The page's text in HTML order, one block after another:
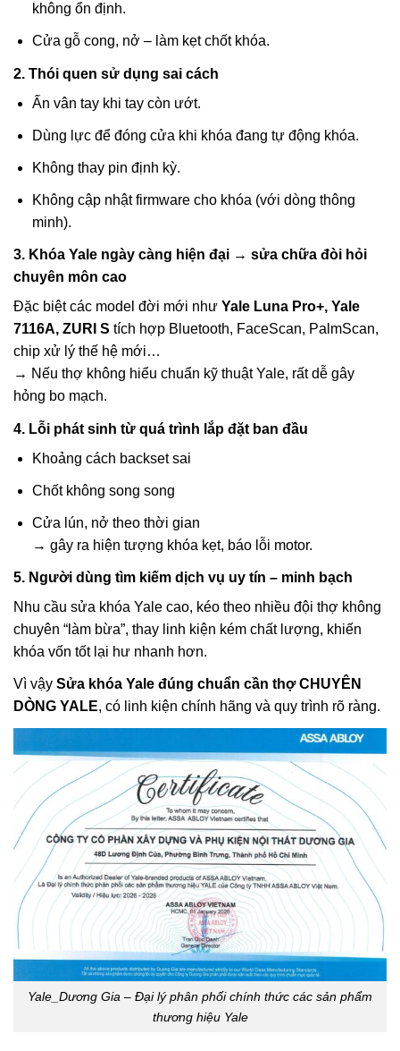
không ổn định.
Cửa gỗ cong, nở – làm kẹt chốt khóa.
2. Thói quen sử dụng sai cách
Ấn vân tay khi tay còn ướt.
Dùng lực để đóng cửa khi khóa đang tự động khóa.
Không thay pin định kỳ.
Không cập nhật firmware cho khóa (với dòng thông
minh).
3. Khóa Yale ngày càng hiện đại → sửa chữa đòi hỏi
chuyên môn cao
Đặc biệt các model đời mới như Yale Luna Pro+, Yale
7116A, ZURI S tích hợp Bluetooth, FaceScan, PalmScan,
chip xử lý thế hệ mới…
→ Nếu thợ không hiểu chuẩn kỹ thuật Yale, rất dễ gây
hỏng bo mạch.
4. Lỗi phát sinh từ quá trình lắp đặt ban đầu
Khoảng cách backset sai
Chốt không song song
Cửa lún, nở theo thời gian
→ gây ra hiện tượng khóa kẹt, báo lỗi motor.
5. Người dùng tìm kiếm dịch vụ uy tín – minh bạch
Nhu cầu sửa khóa Yale cao, kéo theo nhiều đội thợ không
chuyên “làm bừa”, thay linh kiện kém chất lượng, khiến
khóa vốn tốt lại hư nhanh hơn.
Vì vậy Sửa khóa Yale đúng chuẩn cần thợ CHUYÊN
DÒNG YALE, có linh kiện chính hãng và quy trình rõ ràng.
Yale_Dương Gia – Đại lý phân phối chính thức các sản phẩm
thương hiệu Yale